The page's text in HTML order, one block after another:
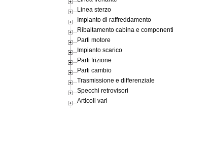
Linea sterzo
Impianto di raffreddamento
Ribaltamento cabina e componenti
Parti motore
Impianto scarico
Parti frizione
Parti cambio
Trasmissione e differenziale
Specchi retrovisori
Articoli vari